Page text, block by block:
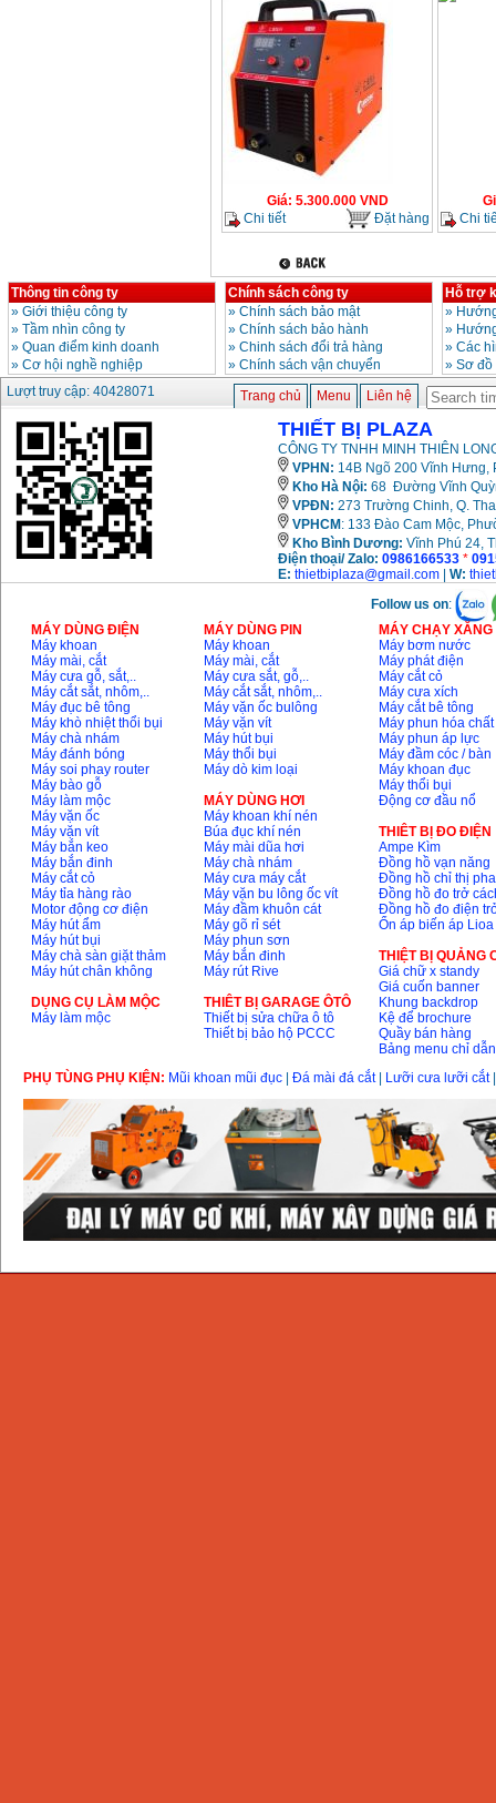
Giá: 5.300.000VND
Chi tiết
Đặt hàng
Chi
Thông tin công ty
» Giới thiệu công ty
» Tầm nhìn công ty
» Quan điểm kinh doanh
» Cơ hội nghề nghiệp
Chính sách công ty
» Chính sách bảo mật
» Chính sách bảo hành
» Chinh sách đổi trả hàng
» Chính sách vận chuyển
Hỗ trợ
»
»
» Các
» Sơ
Lượt truy cập: 40428071
Trang chủ Menu Liên hệ
THIẾT BỊ PLAZA
CÔNG TY TNHH MINH THIÊN
VPHN: 14B Ngõ 200 Vĩnh Hưng,
Kho Hà Nội: 68 Đường Vĩnh
VPĐN: 273 Trường Chinh, Q.
VPHCM : 133 Đào Cam Mộc,
Kho Bình Dương: Vĩnh Phú 24,
Điện thoại/ Zalo: 0986166533 *
E: thietbiplaza@gmail.com W:
Follow us on:
MÁY DÙNG ĐIỆN
Máy khoan
Máy mài, cắt
Máy cưa gỗ, sắt,..
Máy cắt sắt, nhôm,..
Máy đục bê tông
Máy khò nhiệt thổi bụi
Máy chà nhám
Máy đánh bóng
Máy soi phay router
Máy bào gỗ
Máy làm mộc
Máy vặn ốc
Máy vặn vít
Máy bắn keo
Máy bắn đinh
Máy cắt cỏ
Máy tỉa hàng rào
Motor động cơ điện
Máy hút ẩm
Máy hút bụi
Máy chà sàn giặt thảm
Máy hút chân không
DỤNG CỤ LÀM MỘC
Máy làm mộc
MÁY DÙNG PIN
Máy khoan
Máy mài, cắt
Máy cưa sắt, gỗ,..
Máy cắt sắt, nhôm,..
Máy vặn ốc bulông
Máy vặn vít
Máy hút bụi
Máy thổi bụi
Máy dò kim loại
MÁY DÙNG HƠI
Máy khoan khí nén
Búa đục khí nén
Máy mài dũa hơi
Máy chà nhám
Máy cưa máy cắt
Máy vặn bu lông ốc vít
Máy đầm khuôn cát
Máy gõ rỉ sét
Máy phun sơn
Máy bắn đinh
Máy rút Rive
THIÊT BỊ GARAGE ÔTÔ
Thiết bị sửa chữa ô tô
Thiết bị bảo hộ PCCC
MÁY CHẠY
Máy bơm nước
Máy phát điện
Máy cắt cỏ
Máy cưa xích
Máy cắt bê tông
Máy phun hóa chất
Máy phun áp lực
Máy đầm cóc / bàn
Máy khoan đục
Máy thổi bụi
Động cơ đầu nổ
THIÊT BỊ ĐO ĐIỆN
Ampe Kìm
Đồng hồ vạn năng
Đồng hồ chỉ thị pha
Đồng hồ đo trở
Đồng hồ đo điện
Ổn áp biến áp Lioa
THIỆT BỊ QUẢNG
Giá chữ x standy
Giá cuốn banner
Khung backdrop
Kệ để brochure
Quầy bán hàng
Bảng menu chỉ dẫn
PHỤ TÙNG PHỤ KIỆN: Mũi khoan mũi đục Đá mài đá cắt| Lưỡi cưa lưỡi cắt